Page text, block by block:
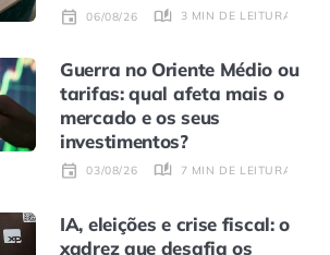
06/08/26 3 MIN DE LEITURA
Guerra no Oriente Médio ou
tarifas: qual afeta mais o
mercado e os seus
investimentos?
03/08/26 7 MIN DE LEITURA
IA, eleições e crise fiscal: o
xadrez que desafia os